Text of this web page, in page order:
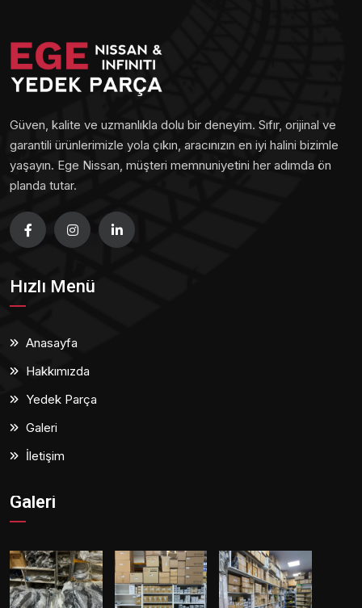
Güven, kalite ve uzmanlıkla dolu bir deneyim. Sıfır, orijinal ve
garantili ürünlerimizle yola çıkın, aracınızın en iyi halini bizimle
yaşayın. Ege Nissan, müşteri memnuniyetini her adımda ön
planda tutar.
Hızlı Menü
Anasayfa
Hakkımızda
Yedek Parça
Galeri
İletişim
Galeri